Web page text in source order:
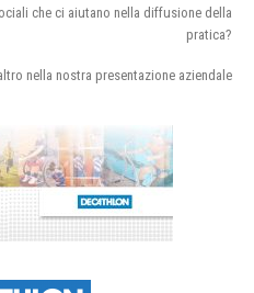
che ci aiutano nella diffusione della
pratica?
nella nostra presentazione aziendale